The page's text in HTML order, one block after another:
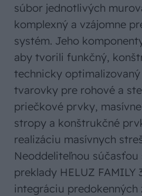
súbor jednotlivých
komplexný a vzájomne
systém. Jeho
aby tvorili funkčný,
technicky optimalizovaný
tvarovky pre rohové a
priečkové prvky,
stropy a konštrukčné
realizáciu masívnych
Neoddeliteľnou súčasťou
preklady HELUZ FAMILY
integráciu predokenných